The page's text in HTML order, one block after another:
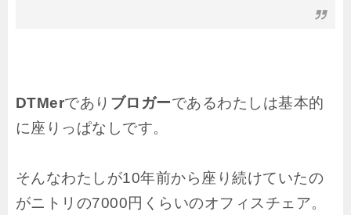
DTMerであり ブロガーであるわたしは基本的
に座りっぱなしです。
そんなわたしが10年前から座り続けていたの
がニトリの7000円くらいのオフィスチェア。